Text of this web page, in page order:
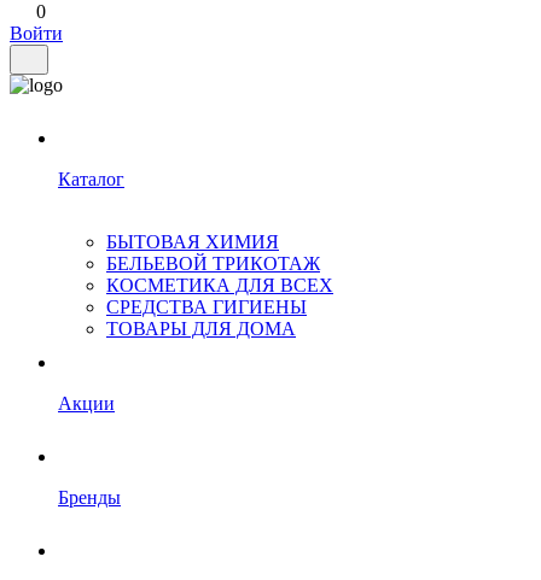
0
Войти
Каталог
БЫТОВАЯ ХИМИЯ
БЕЛЬЕВОЙ ТРИКОТАЖ
КОСМЕТИКА ДЛЯ ВСЕХ
СРЕДСТВА ГИГИЕНЫ
ТОВАРЫ ДЛЯ ДОМА
Акции
Бренды